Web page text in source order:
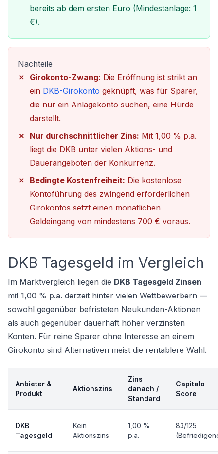
bereits ab dem ersten Euro (Mindestanlage: 1
€).
Nachteile
Girokonto-Zwang: Die Eröffnung ist strikt an
ein DKB-Girokonto geknüpft, was für Sparer,
die nur ein Anlagekonto suchen, eine Hürde
darstellt.
Nur durchschnittlicher Zins: Mit 1,00 % p.a.
liegt die DKB unter vielen Aktions- und
Dauerangeboten der Konkurrenz.
Bedingte Kostenfreiheit: Die kostenlose
Kontoführung des zwingend erforderlichen
Girokontos setzt einen monatlichen
Geldeingang von mindestens 700 € voraus.
DKB Tagesgeld im Vergleich
Im Marktvergleich liegen die DKB Tagesgeld Zinsen
mit 1,00 % p.a. derzeit hinter vielen Wettbewerbern —
sowohl gegenüber befristeten Neukunden-Aktionen
als auch gegenüber dauerhaft höher verzinsten
Konten. Für reine Sparer ohne Interesse an einem
Girokonto sind Alternativen meist die rentablere Wahl.
Anbieter &
Produkt
Aktionszins
Zins
danach /
Standard
Capitalo
Score
DKB
Tagesgeld
Kein
Aktionszins
1,00 %
p.a.
83/125